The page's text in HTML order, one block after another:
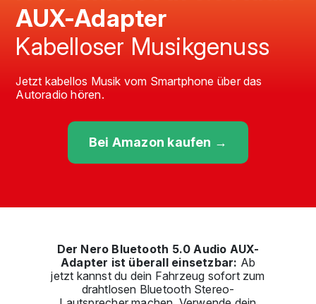
AUX-Adapter
Kabelloser Musikgenuss
Jetzt kabellos Musik vom Smartphone über das
Autoradio hören.
Bei Amazon kaufen →
Der Nero Bluetooth 5.0 Audio AUX-
Adapter ist überall einsetzbar: Ab
jetzt kannst du dein Fahrzeug sofort zum
drahtlosen Bluetooth Stereo-